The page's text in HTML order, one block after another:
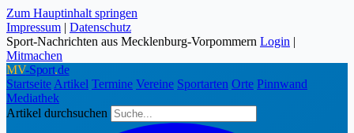
Zum Hauptinhalt springen
Impressum | Datenschutz
Sport-Nachrichten aus Mecklenburg-Vorpommern Login |
Mitmachen
MV-Sport.de
Startseite Artikel Termine Vereine Sportarten Orte Pinnwand
Mediathek
Artikel durchsuchen